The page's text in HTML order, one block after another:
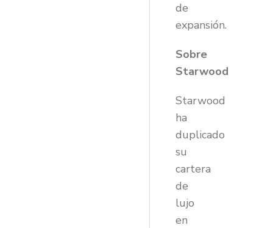
de
expansión.
Sobre
Starwood
Starwood
ha
duplicado
su
cartera
de
lujo
en